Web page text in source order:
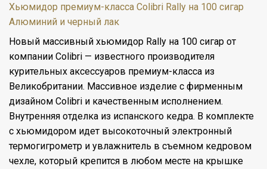
Хьюмидор премиум-класса Colibri Rally на 100 сигар
Алюминий и черный лак
Новый массивный хьюмидор Rally на 100 сигар от
компании Colibri — известного производителя
курительных аксессуаров премиум-класса из
Великобритании. Массивное изделие с фирменным
дизайном Colibri и качественным исполнением.
Внутренняя отделка из испанского кедра. В комплекте
с хьюмидором идет высокоточный электронный
термогигрометр и увлажнитель в съемном кедровом
чехле, который крепится в любом месте на крышке